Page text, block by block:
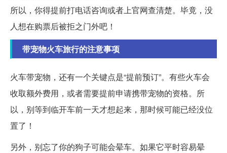
所以，你得提前打电话咨询或者上官网查清楚。毕竟，没
人想在购票后被拒之门外吧！
带宠物火车旅行的注意事项
火车带宠物，还有一个关键点是“提前预订”。有些火车会
收取额外费用，或者需要提前申请携带宠物的资格。所
以，别等到临开车前一天才想起来，那时候可能已经没位
置了！
另外，别忘了你的狗子可能会晕车。如果它平时容易晕